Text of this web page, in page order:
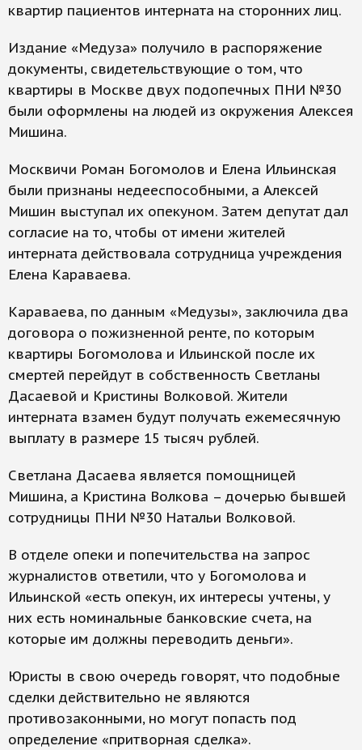
квартир пациентов интерната на сторонних лиц.
Издание «Медуза» получило в распоряжение
документы, свидетельствующие о том, что
квартиры в Москве двух подопечных ПНИ №30
были оформлены на людей из окружения Алексея
Мишина.
Москвичи Роман Богомолов и Елена Ильинская
были признаны недееспособными, а Алексей
Мишин выступал их опекуном. Затем депутат дал
согласие на то, чтобы от имени жителей
интерната действовала сотрудница учреждения
Елена Караваева.
Караваева, по данным «Медузы», заключила два
договора о пожизненной ренте, по которым
квартиры Богомолова и Ильинской после их
смертей перейдут в собственность Светланы
Дасаевой и Кристины Волковой. Жители
интерната взамен будут получать ежемесячную
выплату в размере 15 тысяч рублей.
Светлана Дасаева является помощницей
Мишина, а Кристина Волкова – дочерью бывшей
сотрудницы ПНИ №30 Натальи Волковой.
В отделе опеки и попечительства на запрос
журналистов ответили, что у Богомолова и
Ильинской «есть опекун, их интересы учтены, у
них есть номинальные банковские счета, на
которые им должны переводить деньги».
Юристы в свою очередь говорят, что подобные
сделки действительно не являются
противозаконными, но могут попасть под
определение «притворная сделка».